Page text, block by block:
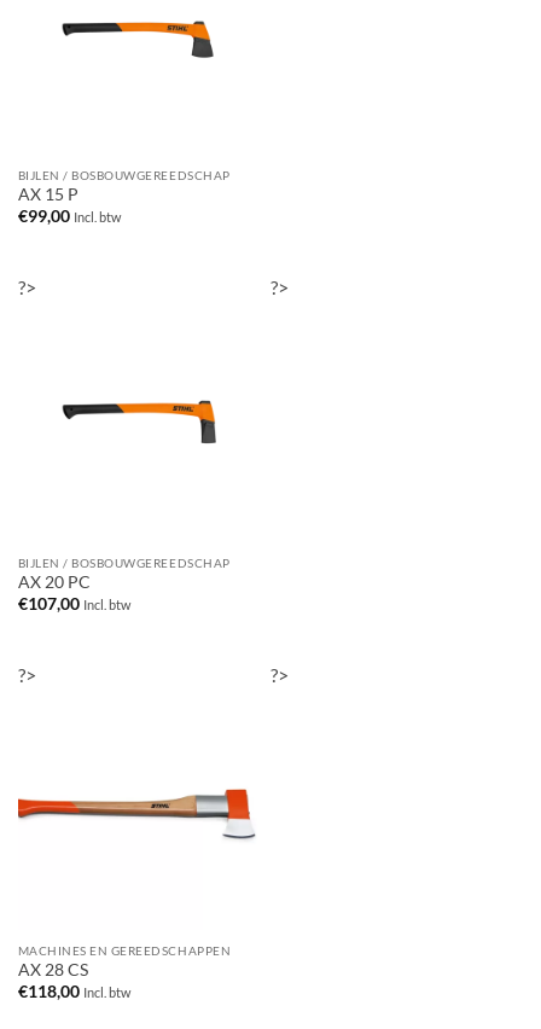
BIJLEN / BOSBOUWGEREEDSCHAP
AX 15 P
€99,00 Incl. btw
?>
BIJLEN / BOSBOUWGEREEDSCHAP
AX 20 PC
€107,00 Incl. btw
?>
?>
MACHINES EN GEREEDSCHAPPEN
AX 28 CS
€118,00 Incl. btw
?>